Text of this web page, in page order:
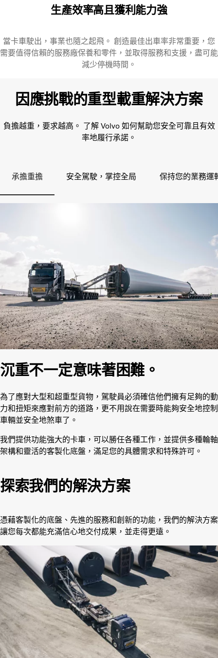
生產效率高且獲利能力強
當卡車駛出，事業也隨之起飛。 創造最佳出車率非常重要，您
需要值得信賴的服務廠保養和零件，並取得服務和支援，盡可能
減少停機時間。
因應挑戰的重型載重解決方案
負擔越重，要求越高。 了解 Volvo 如何幫助您安全可靠且有效
率地履行承諾。
承擔重擔 安全駕駛，掌控全局 保持您的業務運
沉重不一定意味著困難。
為了應對大型和超重型貨物，駕駛員必須確信他們擁有足夠的動
力和扭矩來應對前方的道路，更不用說在需要時能夠安全地控制
車輛並安全地煞車了。
我們提供功能強大的卡車，可以勝任各種工作，並提供多種輪軸
架構和靈活的客製化底盤，滿足您的具體需求和特殊許可。
探索我們的解決方案
憑藉客製化的底盤、先進的服務和創新的功能，我們的解決方案
讓您每次都能充滿信心地交付成果，並走得更遠。